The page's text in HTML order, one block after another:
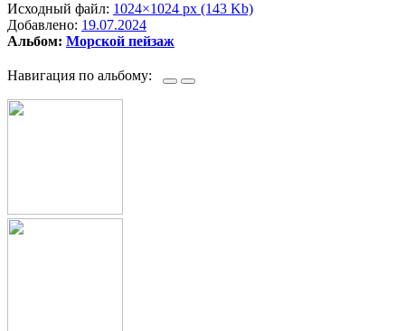
Исходный файл: 1024×1024 px (143 Kb)
Добавлено: 19.07.2024
Альбом: Морской пейзаж
Навигация по альбому: